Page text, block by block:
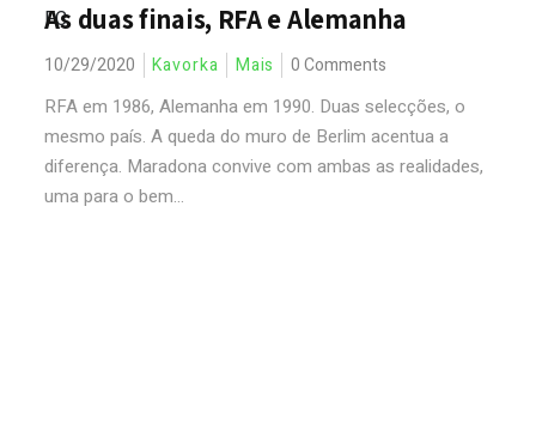
As duas finais, RFA e Alemanha
10/29/2020 Kavorka Mais 0 Comments
RFA em 1986, Alemanha em 1990. Duas selecções, o
mesmo país. A queda do muro de Berlim acentua a
diferença. Maradona convive com ambas as realidades,
uma para o bem...